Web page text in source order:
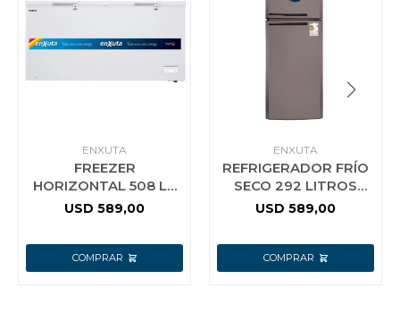
ENXUTA
FREEZER
HORIZONTAL 508 LT
ENXUTA FHENX22510
USD 589,00
ENXUTA
REFRIGERADOR FRÍO
SECO 292 LITROS
INOX ENXUTA
USD 589,00